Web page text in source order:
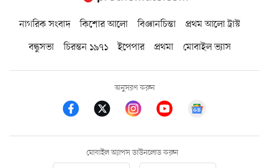
নাগরিক সংবাদ কিশোর আলো বিজ্ঞানচিন্তা
প্রথম আলো ট্রাস্ট
বন্ধুসভা
চিরন্তন ১৯৭১ ইপেপার প্রথমা মোবাইল ভ্যাস
অনুসরণ করুন
মোবাইল অ্যাপস ডাউনলোড করুন